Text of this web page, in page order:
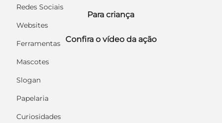
Redes Sociais
Websites
Ferramentas
Mascotes
Slogan
Papelaria
Curiosidades
Para criança
Confira o vídeo da ação